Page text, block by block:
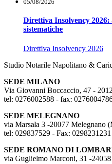
05/08/2026
Direttiva Insolvency
sistematiche
Direttiva Insolvency 2026
Studio Notarile Napolitano &
SEDE MILANO
Via Giovanni Boccaccio, 47 -
tel: 0276002588 - fax:
SEDE MELEGNANO
via Marsala 3 -20077 Melegnano
tel: 029837529 - Fax: 0298231231
SEDE ROMANO DI
via Guglielmo Marconi, 31 -